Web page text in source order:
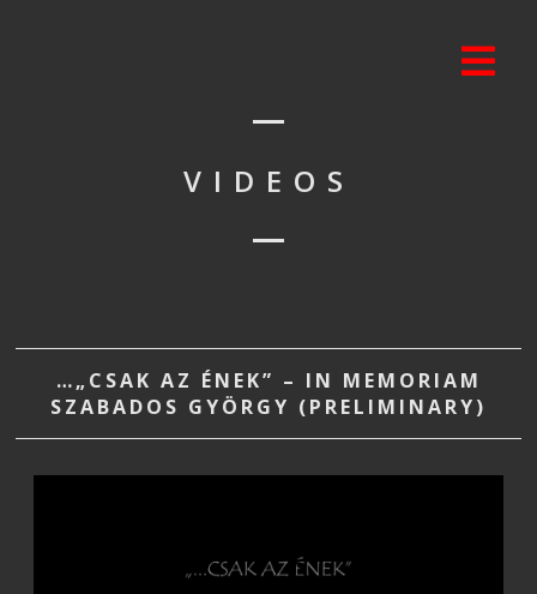
VIDEOS
…„CSAK AZ ÉNEK” – IN MEMORIAM
SZABADOS GYÖRGY (PRELIMINARY)